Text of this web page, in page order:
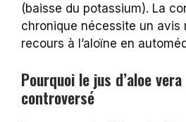
(baisse du potassium). La
chronique nécessite un avis
recours à l’aloïne en
Pourquoi le jus d’aloe
controversé